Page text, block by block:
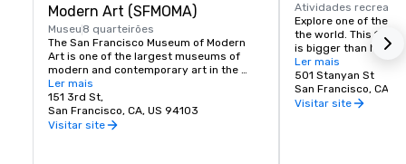
Modern Art (SFMOMA)
Museu 8 quarteirões
The San Francisco Museum of Modern
Art is one of the largest museums of
modern and contemporary art in the
United States and a thriving cultural
center for the Bay Area. It spans seven
stories and has a cafe and bookstore on
site. SFMOMA’s permanent collection
Ler mais
151 3rd St,
San Francisco, CA, US 94103
Visitar site
Atividades
Explore one of the
the world. This 150-
is bigger than New
Park, and with
vehicles, it’s a safe
its hidden treasures
Academy of
Ler mais
501 Stanyan St
San Francisco, CA,
Visitar site